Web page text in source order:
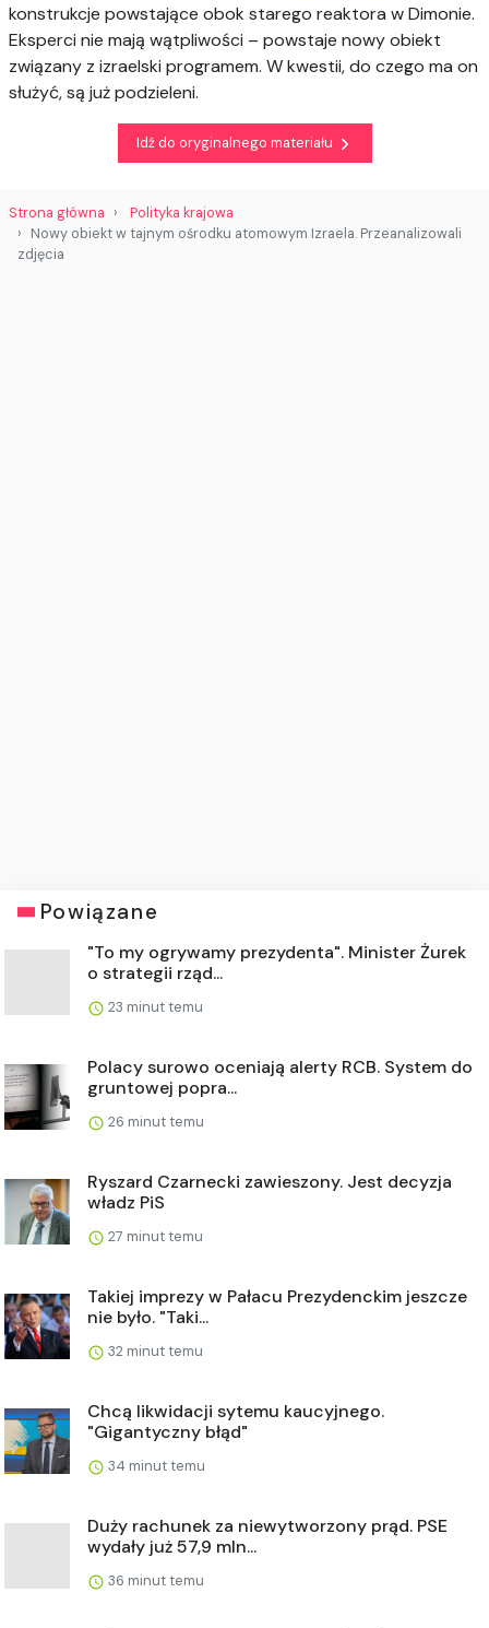
konstrukcje powstające obok starego reaktora w Dimonie.
Eksperci nie mają wątpliwości – powstaje nowy obiekt
związany z izraelski programem. W kwestii, do czego ma on
służyć, są już podzieleni.
Idź do oryginalnego materiału
Strona główna
Polityka krajowa
Nowy obiekt w tajnym ośrodku atomowym Izraela. Przeanalizowali
zdjęcia
Powiązane
"To my ogrywamy prezydenta". Minister Żurek
o strategii rząd...
23 minut temu
Polacy surowo oceniają alerty RCB. System do
gruntowej popra...
26 minut temu
Ryszard Czarnecki zawieszony. Jest decyzja
władz PiS
27 minut temu
Takiej imprezy w Pałacu Prezydenckim jeszcze
nie było. "Taki...
32 minut temu
Chcą likwidacji sytemu kaucyjnego.
"Gigantyczny błąd"
34 minut temu
Duży rachunek za niewytworzony prąd. PSE
wydały już 57,9 mln...
36 minut temu